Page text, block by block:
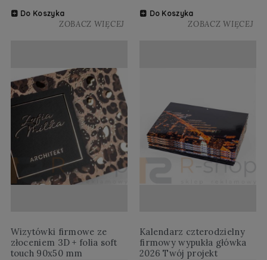
Do Koszyka
ZOBACZ WIĘCEJ
Do Koszyka
ZOBACZ WIĘCEJ
Wizytówki firmowe ze
złoceniem 3D + folia soft
touch 90x50 mm
Kalendarz czterodzielny
firmowy wypukła główka
2026 Twój projekt